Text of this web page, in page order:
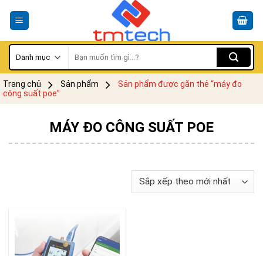
kiếm:
Trang chủ Sản phẩm
Sản phẩm được gắn thẻ “máy đo
công suất poe”
MÁY ĐO CÔNG SUẤT POE